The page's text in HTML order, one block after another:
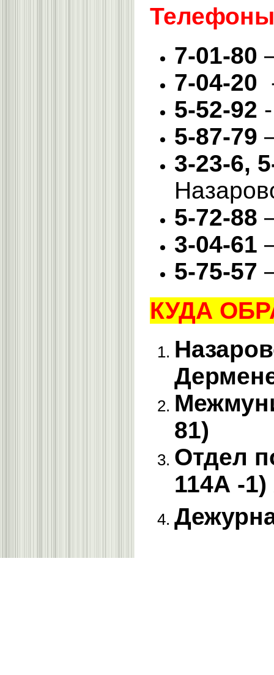
Телефоны
7-01-80
7-04-20
5-52-92
5-87-79
3-23-6,
5-72-88
3-04-61
5-75-57
КУДА
81)
Отдел
114А -1)